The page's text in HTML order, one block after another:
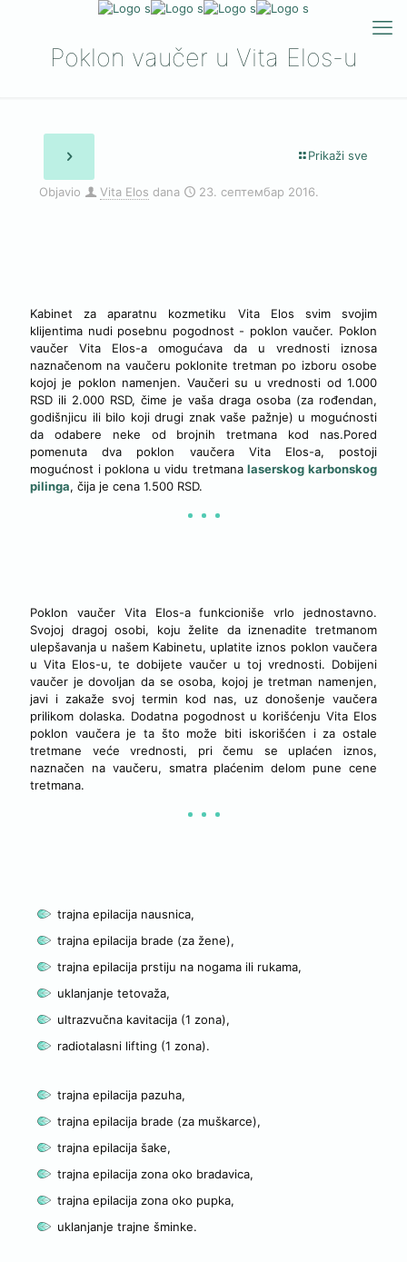
Poklon vaučer u Vita Elos-u
Prikaži sve
Objavio Vita Elos dana 23. септембар 2016.
Kabinet za aparatnu kozmetiku Vita Elos svim svojim
klijentima nudi posebnu pogodnost - poklon vaučer. Poklon
vaučer Vita Elos-a omogućava da u vrednosti iznosa
naznačenom na vaučeru poklonite tretman po izboru osobe
kojoj je poklon namenjen. Vaučeri su u vrednosti od 1.000
RSD ili 2.000 RSD, čime je vaša draga osoba (za rođendan,
godišnjicu ili bilo koji drugi znak vaše pažnje) u mogućnosti
da odabere neke od brojnih tretmana kod nas.Pored
pomenuta dva poklon vaučera Vita Elos-a, postoji
mogućnost i poklona u vidu tretmanalaserskog karbonskog
pilinga, čija je cena 1.500 RSD.
Poklon vaučer Vita Elos-a funkcioniše vrlo jednostavno.
Svojoj dragoj osobi, koju želite da iznenadite tretmanom
ulepšavanja u našem Kabinetu, uplatite iznos poklon vaučera
u Vita Elos-u, te dobijete vaučer u toj vrednosti. Dobijeni
vaučer je dovoljan da se osoba, kojoj je tretman namenjen,
javi i zakaže svoj termin kod nas, uz donošenje vaučera
prilikom dolaska. Dodatna pogodnost u korišćenju Vita Elos
poklon vaučera je ta što može biti iskorišćen i za ostale
tretmane veće vrednosti, pri čemu se uplaćen iznos,
naznačen na vaučeru, smatra plaćenim delom pune cene
tretmana.
trajna epilacija nausnica,
trajna epilacija brade (za žene),
trajna epilacija prstiju na nogama ili rukama,
uklanjanje tetovaža,
ultrazvučna kavitacija (1 zona),
radiotalasni lifting (1 zona).
trajna epilacija pazuha,
trajna epilacija brade (za muškarce),
trajna epilacija šake,
trajna epilacija zona oko bradavica,
trajna epilacija zona oko pupka,
uklanjanje trajne šminke.